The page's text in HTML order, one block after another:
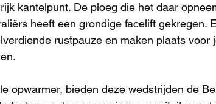
kantelpunt. De ploeg die het daar
heeft een grondige facelift gekregen.
rustpauze en maken plaats voor
opwarmer, bieden deze wedstrijden de